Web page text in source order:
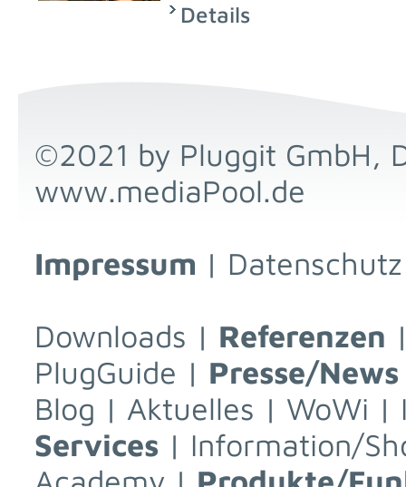
Details
©2021 by Pluggit GmbH,
www.mediaPool.de
Impressum | Datenschutz
Downloads | Referenzen
PlugGuide | Presse/News
Blog | Aktuelles | WoWi |
Services | Information/